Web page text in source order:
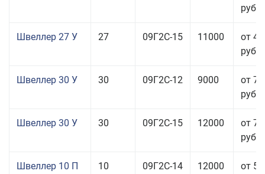
руб.
Швеллер 27 У 27 09Г2С-15 11000
от
руб.
Швеллер 30 У 30 09Г2С-12 9000
от
руб.
Швеллер 30 У 30 09Г2С-15 12000
от
руб.
Швеллер 10 П 10 09Г2С-14 12000
от